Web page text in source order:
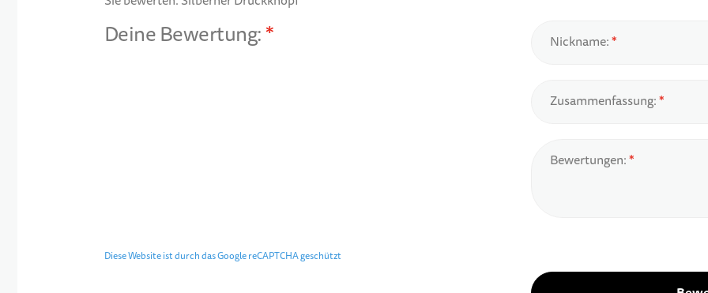
Deine Bewertung: Nickname:
Zusammenfassung:
Bewertungen:
Diese Website ist durch das Google reCAPTCHA geschützt